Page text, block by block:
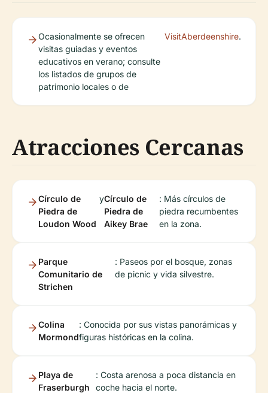
Ocasionalmente se ofrecen
visitas guiadas y eventos
educativos en verano; consulte
los listados de grupos de
patrimonio locales o de
VisitAberdeenshire.
Atracciones Cercanas
Círculo de
Piedra de
Loudon Wood
yCírculo de
Piedra de
Aikey Brae
: Más círculos de
piedra recumbentes
en la zona.
Parque
Comunitario de
Strichen
: Paseos por el bosque, zonas
de picnic y vida silvestre.
Colina
Mormond
: Conocida por sus vistas panorámicas y
figuras históricas en la colina.
Playa de
Fraserburgh
: Costa arenosa a poca distancia en
coche hacia el norte.